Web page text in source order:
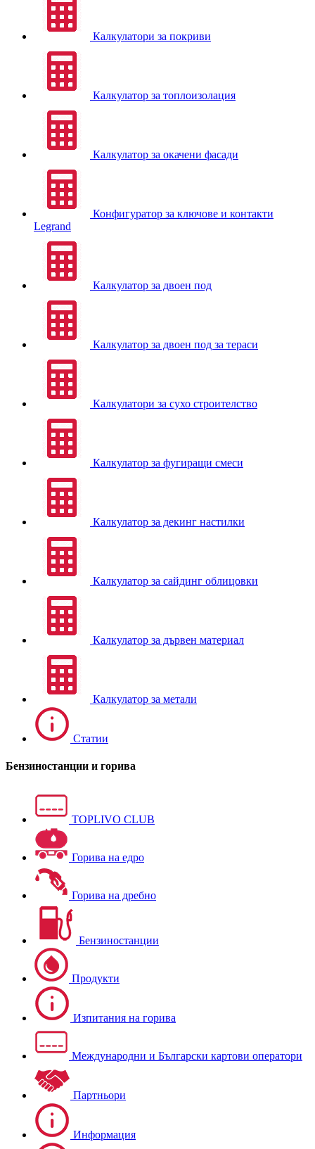
Калкулатори за покриви
Калкулатор за топлоизолация
Калкулатор за окачени фасади
Конфигуратор за ключове и контакти
Legrand
Калкулатор за двоен под
Калкулатор за двоен под за тераси
Калкулатори за сухо строителство
Калкулатор за фугиращи смеси
Калкулатор за декинг настилки
Калкулатор за сайдинг облицовки
Калкулатор за дървен материал
Калкулатор за метали
Статии
Бензиностанции и горива
TOPLIVO CLUB
Горива на едро
Горива на дребно
Бензиностанции
Продукти
Изпитания на горива
Международни и Български картови оператори
Партньори
Информация